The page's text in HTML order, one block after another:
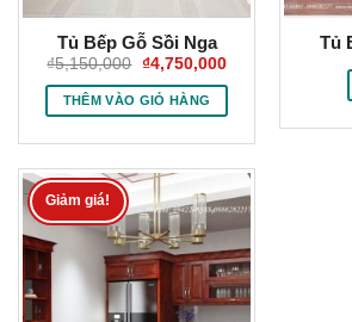
Tủ Bếp Gỗ Sồi Nga
₫5,150,000 Giá
là:
₫5,150,000.
₫4,750,000Giá
tại
₫4,750,000.
THÊM VÀO GIỎ HÀNG
Tủ
Giảm giá!